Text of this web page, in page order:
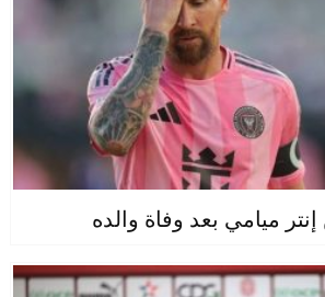
ميامي بعد وفاة والده